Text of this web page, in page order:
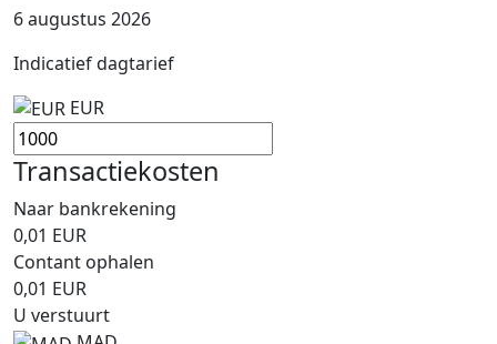
6 augustus 2026
Indicatief dagtarief
EUR
Transactiekosten
Naar bankrekening
0,01 EUR
Contant ophalen
0,01 EUR
U verstuurt